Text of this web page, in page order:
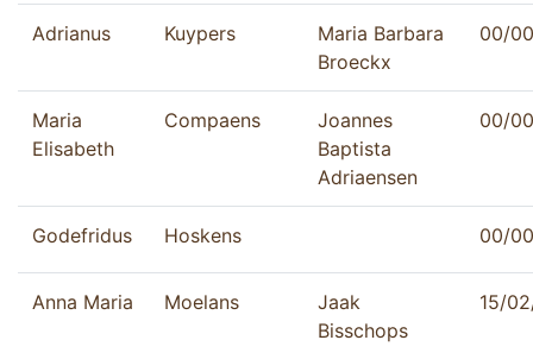
Adrianus Kuypers
Maria Barbara
Broeckx
00/
Maria
Elisabeth
Compaens
Joannes
Baptista
Adriaensen
00/
Godefridus Hoskens 00/
Anna Maria Moelans
Jaak
Bisschops
15/